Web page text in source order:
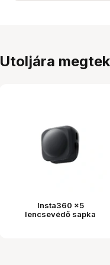
Utoljára
Insta360 x5
lencsevédő sapka